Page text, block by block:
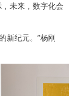
未来，数字化会
新纪元。”杨刚